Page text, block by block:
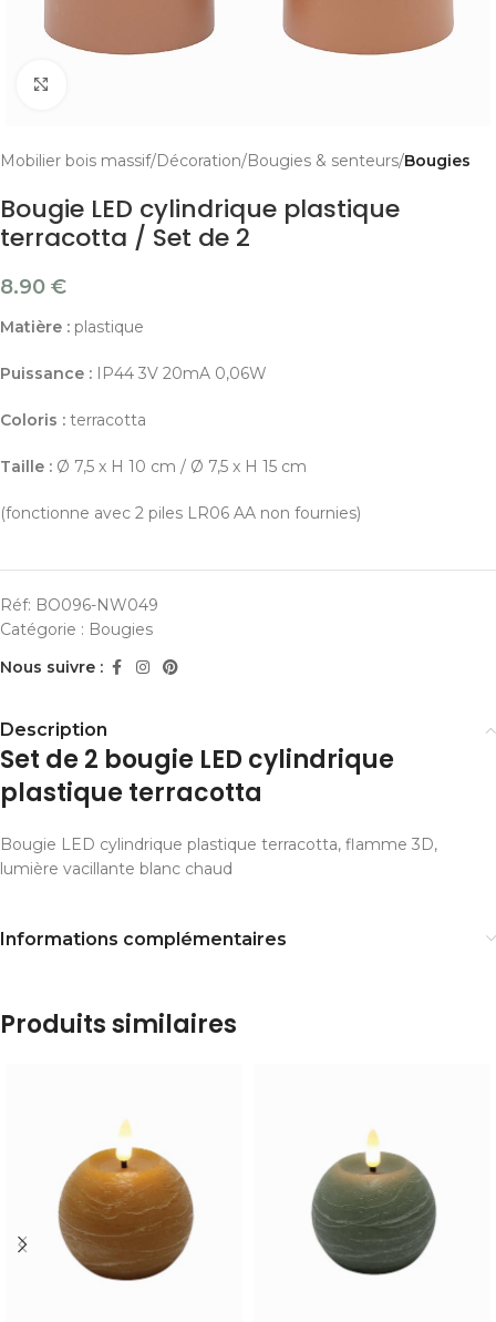
Mobilier bois massif Décoration Bougies & senteurs Bougies
Bougie LED cylindrique plastique
terracotta / Set de 2
8.90 €
Matière : plastique
Puissance : IP44 3V 20mA 0,06W
Coloris : terracotta
Taille : Ø 7,5 x H 10 cm / Ø 7,5 x H 15 cm
(fonctionne avec 2 piles LR06 AA non fournies)
Réf: BO096-NW049
Catégorie : Bougies
Nous suivre :
Description
Set de 2 bougie LED cylindrique
plastique terracotta
Bougie LED cylindrique plastique terracotta, flamme 3D,
lumière vacillante blanc chaud
Informations complémentaires
Produits similaires